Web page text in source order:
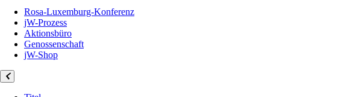
Rosa-Luxemburg-Konferenz
jW-Prozess
Aktionsbüro
Genossenschaft
jW-Shop